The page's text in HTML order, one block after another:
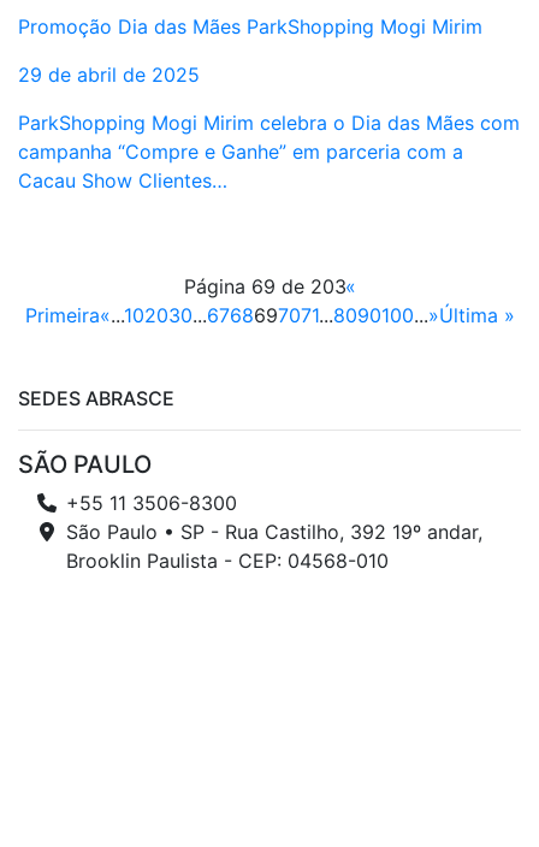
Promoção Dia das Mães ParkShopping Mogi Mirim
29 de abril de 2025
ParkShopping Mogi Mirim celebra o Dia das Mães com
campanha “Compre e Ganhe” em parceria com a
Cacau Show Clientes…
Página 69 de 203«
Primeira«...102030...6768697071...8090100...»Última »
SEDES ABRASCE
SÃO PAULO
+55 11 3506-8300
São Paulo • SP - Rua Castilho, 392 19º andar,
Brooklin Paulista - CEP: 04568-010